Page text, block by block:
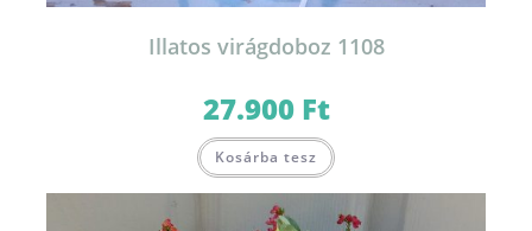
Illatos virágdoboz 1108
27.900 Ft
Kosárba tesz